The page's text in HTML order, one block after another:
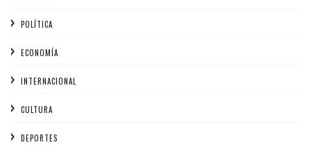
POLÍTICA
ECONOMÍA
INTERNACIONAL
CULTURA
DEPORTES